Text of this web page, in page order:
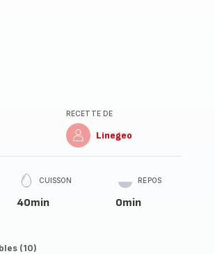
RECETTE DE
Linegeo
CUISSON
40min
REPOS
0min
(10)